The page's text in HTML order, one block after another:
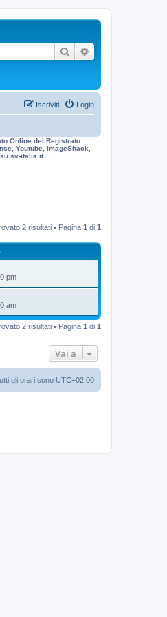
Cerca
Login
Iscriviti
Online del Registrato.
Youtube, ImageShack,
sv-italia.it.
2 risultati • Pagina 1 di 1
pm
am
2 risultati • Pagina 1 di 1
Vai a
gli orari sono UTC+02:00